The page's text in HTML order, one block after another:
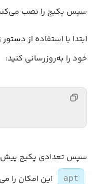
سپس پکیج را نصب
ابتدا با استفاده از
خود را به‌روزرسانی کنید:
سپس تعدادی پکیج پیش
apt این امکان را